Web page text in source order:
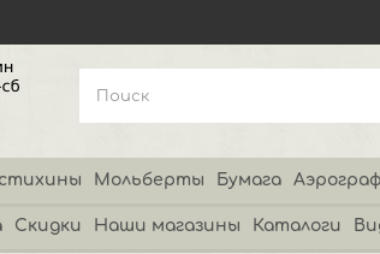
Мольберты Бумага
Скидки Наши магазины Каталоги